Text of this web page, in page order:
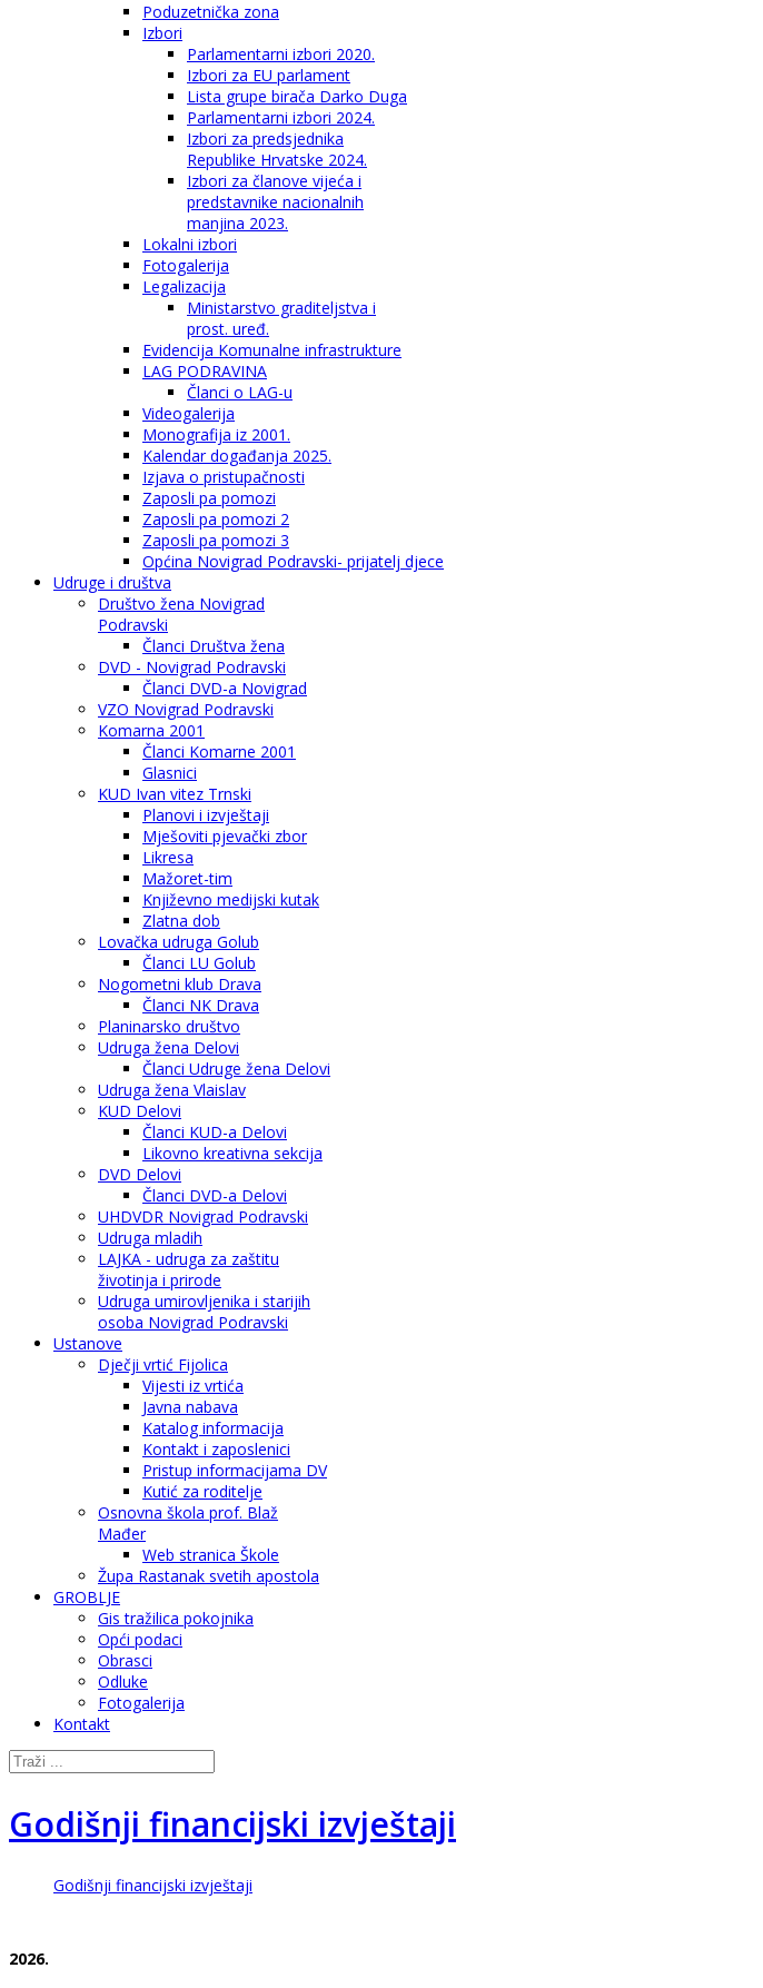
Poduzetnička zona
Izbori
Parlamentarni izbori 2020.
Izbori za EU parlament
Lista grupe birača Darko Duga
Parlamentarni izbori 2024.
Izbori za predsjednika
Republike Hrvatske 2024.
Izbori za članove vijeća i
predstavnike nacionalnih
manjina 2023.
Lokalni izbori
Fotogalerija
Legalizacija
Ministarstvo graditeljstva i
prost. uređ.
Evidencija Komunalne infrastrukture
LAG PODRAVINA
Članci o LAG-u
Videogalerija
Monografija iz 2001.
Kalendar događanja 2025.
Izjava o pristupačnosti
Zaposli pa pomozi
Zaposli pa pomozi 2
Zaposli pa pomozi 3
Općina Novigrad Podravski- prijatelj djece
Udruge i društva
Društvo žena Novigrad
Podravski
Članci Društva žena
DVD - Novigrad Podravski
Članci DVD-a Novigrad
VZO Novigrad Podravski
Komarna 2001
Članci Komarne 2001
Glasnici
KUD Ivan vitez Trnski
Planovi i izvještaji
Mješoviti pjevački zbor
Likresa
Mažoret-tim
Književno medijski kutak
Zlatna dob
Lovačka udruga Golub
Članci LU Golub
Nogometni klub Drava
Članci NK Drava
Planinarsko društvo
Udruga žena Delovi
Članci Udruge žena Delovi
Udruga žena Vlaislav
KUD Delovi
Članci KUD-a Delovi
Likovno kreativna sekcija
DVD Delovi
Članci DVD-a Delovi
UHDVDR Novigrad Podravski
Udruga mladih
LAJKA - udruga za zaštitu
životinja i prirode
Udruga umirovljenika i starijih
osoba Novigrad Podravski
Ustanove
Dječji vrtić Fijolica
Vijesti iz vrtića
Javna nabava
Katalog informacija
Kontakt i zaposlenici
Pristup informacijama DV
Kutić za roditelje
Osnovna škola prof. Blaž
Mađer
Web stranica Škole
Župa Rastanak svetih apostola
GROBLJE
Gis tražilica pokojnika
Opći podaci
Obrasci
Odluke
Fotogalerija
Kontakt
Godišnji financijski izvještaji
Godišnji financijski izvještaji
2026.